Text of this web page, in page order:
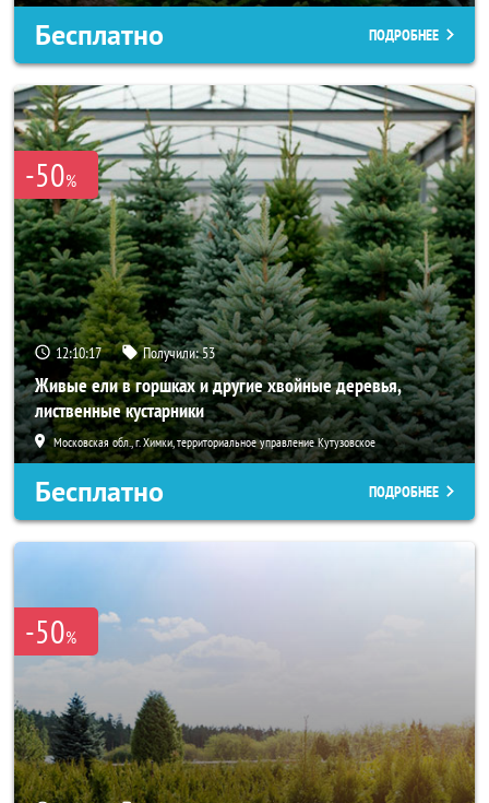
Бесплатно ПОДРОБНЕЕ
-50%
12:10:16 Получили:53
Живые ели в горшках и другие хвойные деревья,
лиственные кустарники
Московская обл., г. Химки, территориальное управление Кутузовское
Бесплатно ПОДРОБНЕЕ
-50%